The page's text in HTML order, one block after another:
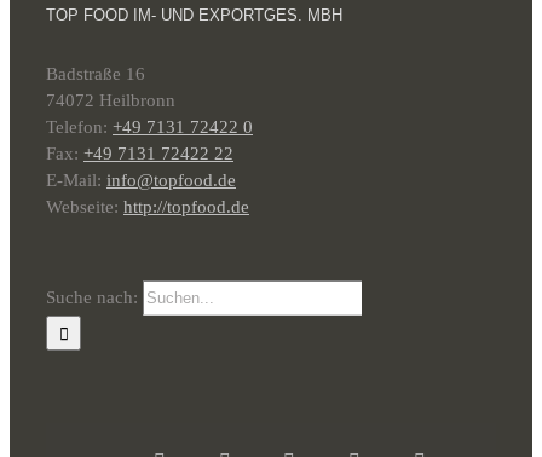
TOP FOOD IM- UND EXPORTGES. MBH
Badstraße 16
74072 Heilbronn
Telefon: +49 7131 72422 0
Fax: +49 7131 72422 22
E-Mail: info@topfood.de
Webseite: http://topfood.de
Suche nach: